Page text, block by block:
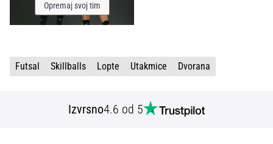
Opremaj svoj tim
Futsal Skillballs Lopte Utakmice Dvorana
Izvrsno4.6 od 5